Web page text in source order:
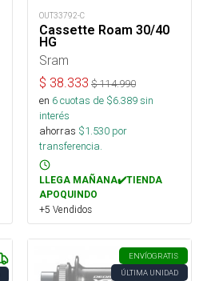
OUT33792-C
Cassette Roam 30/40
HG
Sram
$ 38.333 $114.990
en 6cuotas de $6.389sin
interés
ahorras $1.530 por
transferencia.
LLEGA MAÑANA✔️TIENDA
APOQUINDO
+5 Vendidos
ENVÍOGRATIS
ÚLTIMA UNIDAD